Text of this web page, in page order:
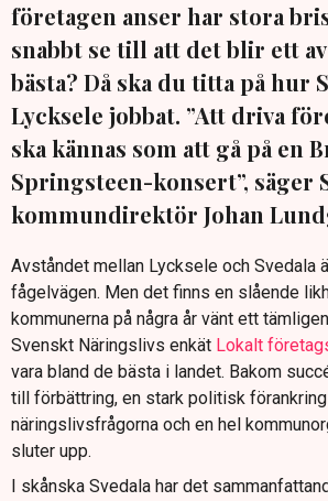
företagen anser har stora
snabbt se till att det blir ett
bästa? Då ska du titta på hur
Lycksele jobbat. ”Att driva
ska kännas som att gå på en
Springsteen-konsert”, säger
kommundirektör Johan
Avståndet mellan Lycksele och Svedala
fågelvägen. Men det finns en slående
kommunerna på några år vänt ett
Svenskt Näringslivs enkät Lokalt
vara bland de bästa i landet. Bakom
till förbättring, en stark politisk
näringslivsfrågorna och en hel
sluter upp.
I skånska Svedala har det